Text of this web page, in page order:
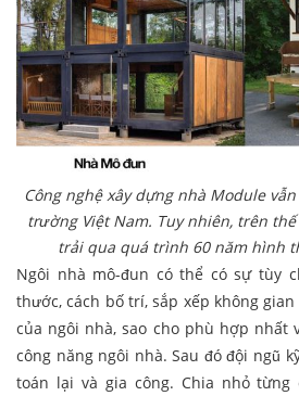
Công nghệ xây dựng nhà Module
trường Việt Nam. Tuy nhiên, trên
trải qua quá trình 60 năm hình
Ngôi nhà mô-đun có thể có sự tùy
thước, cách bố trí, sắp xếp không
của ngôi nhà, sao cho phù hợp nhất
công năng ngôi nhà. Sau đó đội ngũ
toán lại và gia công. Chia nhỏ từng